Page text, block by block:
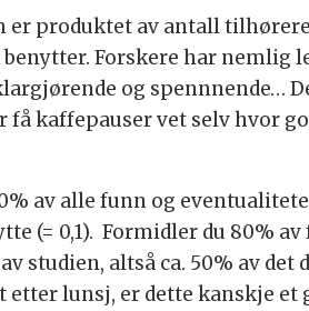
er produktet av antall
Forskere har nemlig
og spennnende…
få kaffepauser vet selv hvor
av alle funn og
(= 0,1). Formidler du 80%
studien, altså ca. 50% av det
lunsj, er dette kanskje et